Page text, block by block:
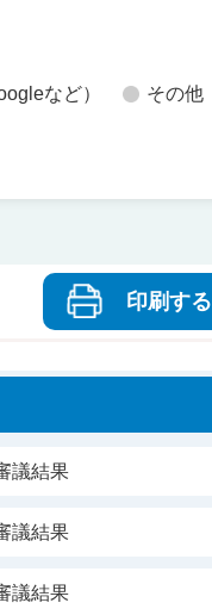
など） その他
印刷する
議結果
議結果
議結果